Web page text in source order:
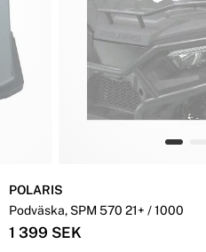
POLARIS
Podväska, SPM 570 21+ / 1000
1 399 SEK